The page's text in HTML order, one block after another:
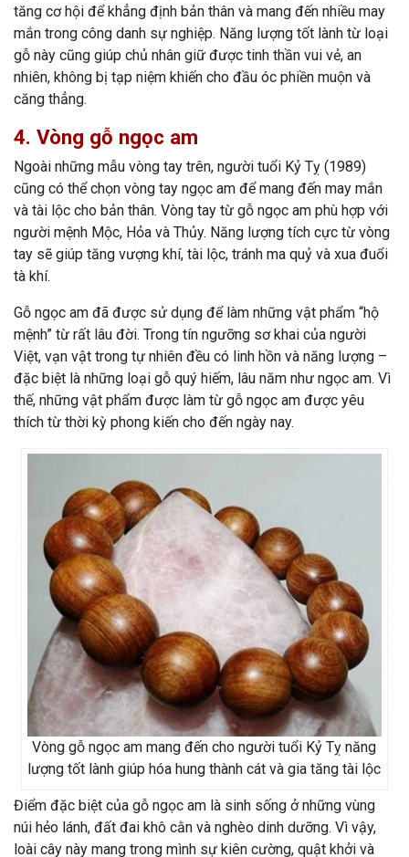
tăng cơ hội để khẳng định bản thân và mang đến nhiều may
mắn trong công danh sự nghiệp. Năng lượng tốt lành từ loại
gỗ này cũng giúp chủ nhân giữ được tinh thần vui vẻ, an
nhiên, không bị tạp niệm khiến cho đầu óc phiền muộn và
căng thẳng.
4. Vòng gỗ ngọc am
Ngoài những mẫu vòng tay trên, người tuổi Kỷ Tỵ (1989)
cũng có thể chọn vòng tay ngọc am để mang đến may mắn
và tài lộc cho bản thân. Vòng tay từ gỗ ngọc am phù hợp với
người mệnh Mộc, Hỏa và Thủy. Năng lượng tích cực từ vòng
tay sẽ giúp tăng vượng khí, tài lộc, tránh ma quỷ và xua đuổi
tà khí.
Gỗ ngọc am đã được sử dụng để làm những vật phẩm “hộ
mệnh” từ rất lâu đời. Trong tín ngưỡng sơ khai của người
Việt, vạn vật trong tự nhiên đều có linh hồn và năng lượng –
đặc biệt là những loại gỗ quý hiếm, lâu năm như ngọc am. Vì
thế, những vật phẩm được làm từ gỗ ngọc am được yêu
thích từ thời kỳ phong kiến cho đến ngày nay.
Vòng gỗ ngọc am mang đến cho người tuổi Kỷ Tỵ năng
lượng tốt lành giúp hóa hung thành cát và gia tăng tài lộc
Điểm đặc biệt của gỗ ngọc am là sinh sống ở những vùng
núi hẻo lánh, đất đai khô cằn và nghèo dinh dưỡng. Vì vậy,
loài cây này mang trong mình sự kiên cường, quật khởi và